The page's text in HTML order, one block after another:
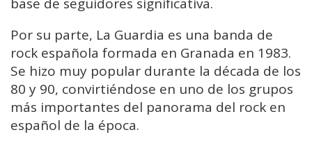
Por su parte, La Guardia es una banda de
rock española formada en Granada en 1983.
Se hizo muy popular durante la década de los
80 y 90, convirtiéndose en uno de los grupos
más importantes del panorama del rock en
español de la época.